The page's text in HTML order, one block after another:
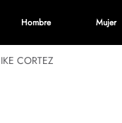
Hombre Mujer
CORTEZ